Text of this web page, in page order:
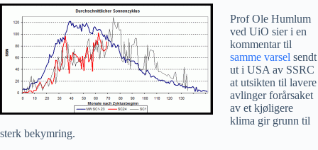
Prof Ole Humlum
ved UiO sier i en
kommentar til
samme varsel sendt
ut i USA av SSRC
at utsikten til lavere
avlinger forårsaket
av et kjøligere
klima gir grunn til
sterk bekymring.